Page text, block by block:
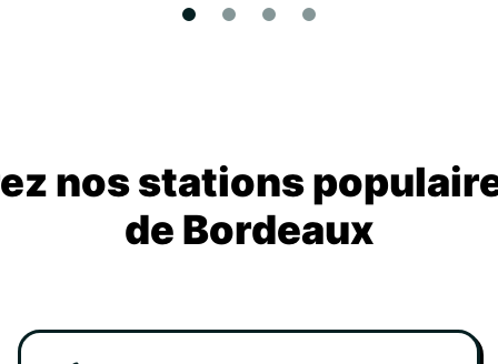
nos stations
de Bordeaux